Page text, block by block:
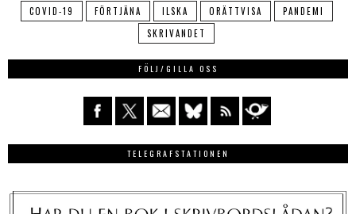
COVID-19 FÖRTJÄNA ILSKA ORÄTTVISA
PANDEMI
SKRIVANDET
FÖLJ/GILLA OSS
TELEGRAFSTATIONEN